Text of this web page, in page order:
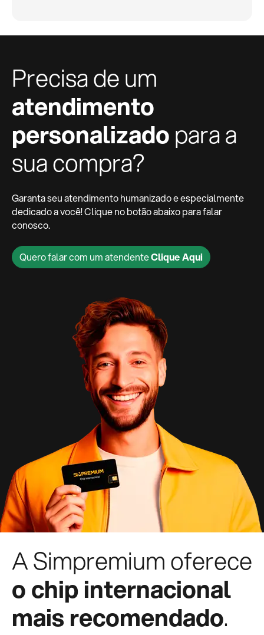
Precisa de um
atendimento
personalizadopara a
sua compra?
Garanta seu atendimento humanizado e especialmente
dedicado a você! Clique no botão abaixo para falar
conosco.
Quero falar com um atendenteClique Aqui
A Simpremium oferece
o chip internacional
mais recomendado.